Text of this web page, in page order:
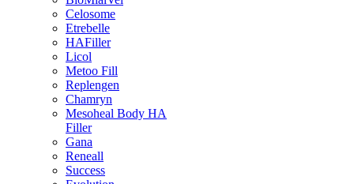
Celosome
Etrebelle
HAFiller
Licol
Metoo Fill
Replengen
Chamryn
Mesoheal Body HA
Filler
Gana
Reneall
Success